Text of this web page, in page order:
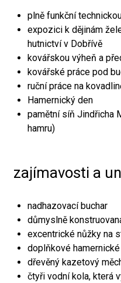
plně funkční
expozici k dějinám
hutnictví v Dobřívě
kovářskou výheň a
kovářské práce pod
ruční práce na
Hamernický den
pamětní síň Jindřicha
hamru)
zajímavosti a
nadhazovací buchar
důmyslně
excentrické nůžky na
doplňkové
dřevěný kazetový
čtyři vodní kola, která